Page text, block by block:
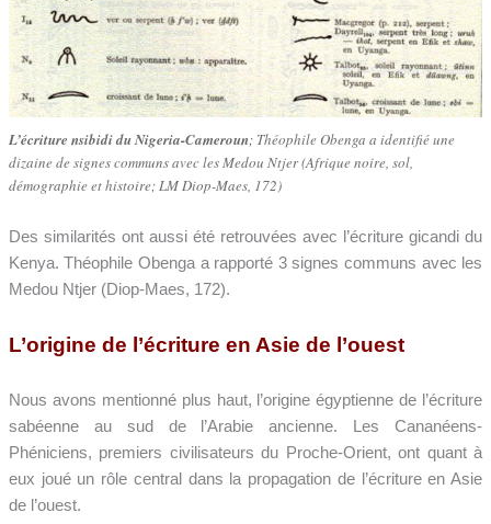
L’écriture nsibidi du Nigeria-Cameroun; Théophile Obenga a identifié une
dizaine de signes communs avec les Medou Ntjer (Afrique noire, sol,
démographie et histoire; LM Diop-Maes, 172)
Des similarités ont aussi été retrouvées avec l’écriture gicandi du
Kenya.Théophile Obenga a rapporté 3 signes communs avec les
Medou Ntjer (Diop-Maes, 172).
L’origine de l’écriture en Asie de l’ouest
Nous avons mentionné plus haut, l’origine égyptienne de l’écriture
sabéenne au sud de l’Arabie ancienne. Les Cananéens-
Phéniciens, premiers civilisateurs du Proche-Orient, ont quant à
eux joué un rôle central dans la propagation de l’écriture en Asie
de l’ouest.